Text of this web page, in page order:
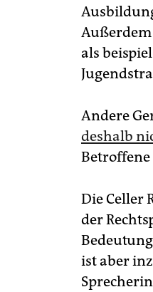
Außerdem
als
Andere
deshalb
Die Celler
der
ist aber